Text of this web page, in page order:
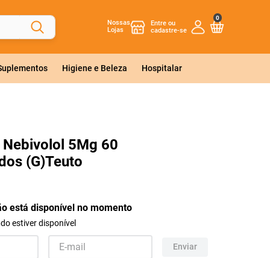
Nossas
Lojas
0
Higiene e Beleza Hospitalar
5Mg 60
(G)Teuto
está disponível no momento
estiver disponível
Enviar